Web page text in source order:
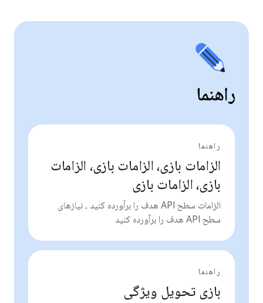
راهنما
راهنما
الزامات بازی، الزامات بازی، الزامات
بازی، الزامات بازی
الزامات سطح API هدف را برآورده کنید ، نیازهای
سطح API هدف را برآورده کنید
راهنما
بازی تحویل ویژگی